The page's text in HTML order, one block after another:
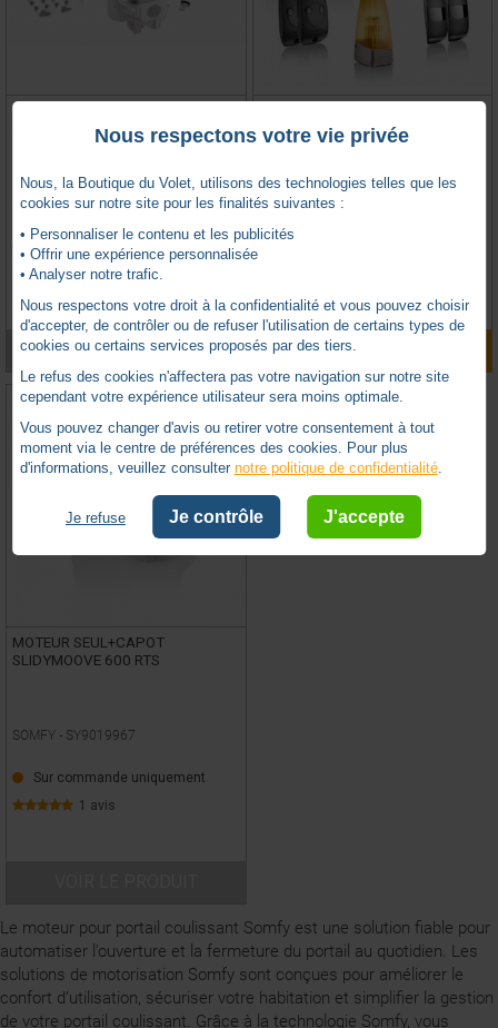
Le moteur pour portail coulissant Somfy est une solution fiable pour
automatiser l’ouverture et la fermeture du portail au quotidien. Les
solutions de motorisation Somfy sont conçues pour améliorer le
confort d’utilisation, sécuriser votre habitation et simplifier la gestion
de votre portail coulissant. Grâce à la technologie Somfy, vous
MOTEUR SEUL ELIXO 500 3S
SOMFY -SY1782549
En stock
0 avis
VOIR LE PRODUIT
PORTAIL COULISSANT SOMFY
SLIDYMOOVE 300 RTS (2401405)
SOMFY -SY2401405
714,42€
AJOUTER AU PANIER
MOTEUR SEUL+CAPOT
SLIDYMOOVE 600 RTS
SOMFY - SY9019967
Sur commande uniquement
1 avis
Nous respectons votre vie privée
Nous, la Boutique du Volet, utilisons des technologies telles que les
cookies sur notre site pour les finalités suivantes :
• Personnaliser le contenu et les publicités
• Offrir une expérience personnalisée
• Analyser notre trafic.
Nous respectons votre droit à la confidentialité et vous pouvez choisir
d'accepter, de contrôler ou de refuser l'utilisation de certains types de
cookies ou certains services proposés par des tiers.
Le refus des cookies n'affectera pas votre navigation sur notre site
cependant votre expérience utilisateur sera moins optimale.
Vous pouvez changer d'avis ou retirer votre consentement à tout
moment via le centre de préférences des cookies. Pour plus
d'informations, veuillez consulter notre politique de confidentialité.
Je refuse Je contrôle J'accepte